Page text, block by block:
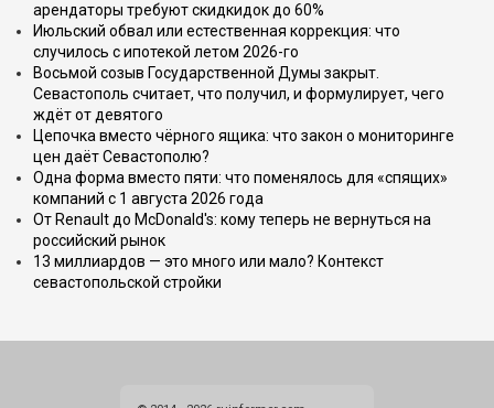
арендаторы требуют скидкидок до 60%
Июльский обвал или естественная коррекция: что
случилось с ипотекой летом 2026-го
Восьмой созыв Государственной Думы закрыт.
Севастополь считает, что получил, и формулирует, чего
ждёт от девятого
Цепочка вместо чёрного ящика: что закон о мониторинге
цен даёт Севастополю?
Одна форма вместо пяти: что поменялось для «спящих»
компаний с 1 августа 2026 года
От Renault до McDonald's: кому теперь не вернуться на
российский рынок
13 миллиардов — это много или мало? Контекст
севастопольской стройки